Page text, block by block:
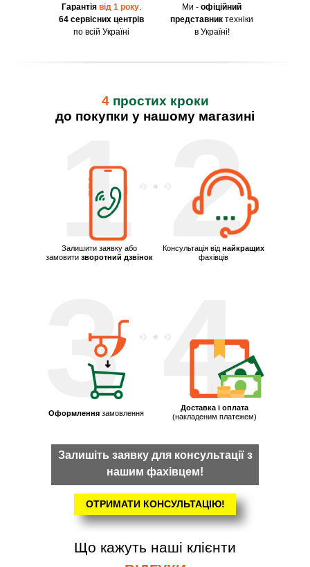
Гарантія від 1 року.
64 сервісних центрів
по всій Україні
Ми - офіційний
представник техніки
в Україні!
1
4
3
2
Залишити заявку або
замовити зворотний дзвінок
Консультація від найкращих
фахівців
Оформлення замовлення
Доставка і оплата
(накладеним платежем)
4 простих кроки
до покупки у нашому магазині
ОТРИМАТИ КОНСУЛЬТАЦІЮ!
Залишіть заявку для консультації з
нашим фахівцем!
Що кажуть наші клієнти